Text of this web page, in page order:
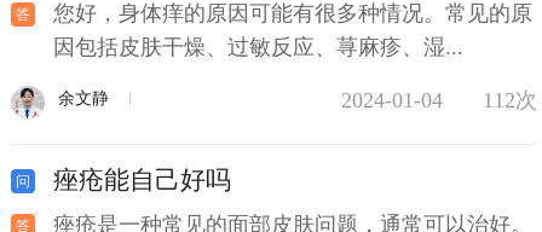
您好，身体痒的原因可能有很多种情况。常见的原
因包括皮肤干燥、过敏反应、荨麻疹、湿...
余文静 2024-01-04 112次
痤疮能自己好吗
痤疮是一种常见的面部皮肤问题，通常可以治好。